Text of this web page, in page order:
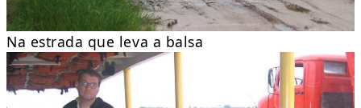
Na estrada que leva a balsa